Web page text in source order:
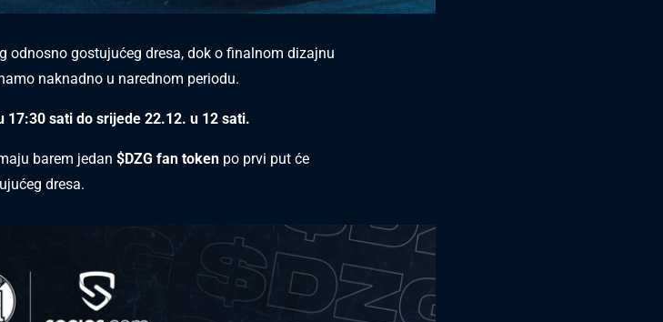
odnosno gostujućeg dresa, dok o finalnom dizajnu
naknadno u narednom periodu.
sati do srijede 22.12. u 12 sati.
barem jedan $DZG fan token po prvi put će
dresa.